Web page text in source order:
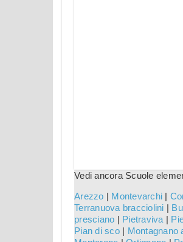
Vedi ancora Scuole
Arezzo | Montevarchi |
Terranuova bracciolini |
presciano | Pietraviva |
Pian di sco| Montagnano